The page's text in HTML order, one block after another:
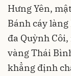
Hưng Yên,
Bánh cáy
đa Quỳnh
vàng Thái
khẳng định